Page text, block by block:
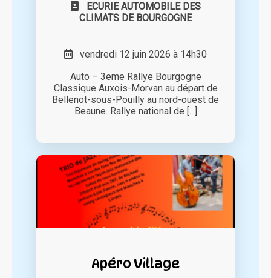
ECURIE AUTOMOBILE DES
CLIMATS DE BOURGOGNE
vendredi 12 juin 2026 à 14h30
Auto – 3eme Rallye Bourgogne
Classique Auxois-Morvan au départ de
Bellenot-sous-Pouilly au nord-ouest de
Beaune. Rallye national de [...]
Apéro Village